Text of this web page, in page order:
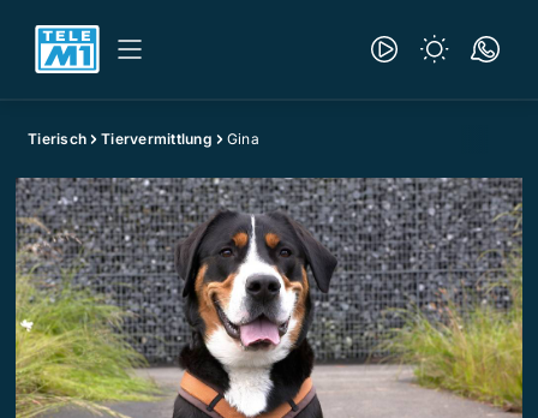
Tierisch Tiervermittlung Gina